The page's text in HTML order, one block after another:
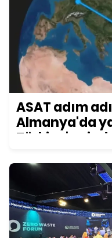
ASAT adım
Almanya'da
Türkiye'ye